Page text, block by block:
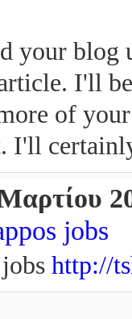
your blog
I'll
of
I'll
jobs
http://